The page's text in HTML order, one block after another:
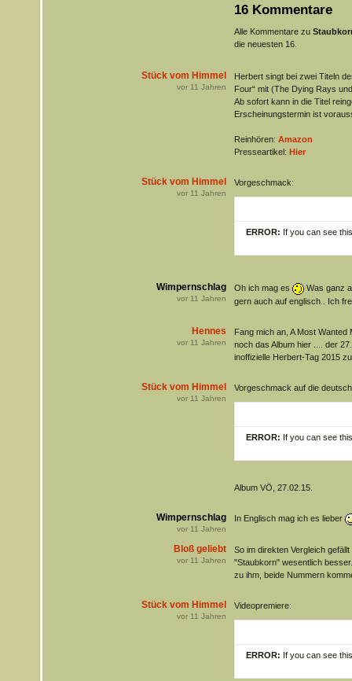
16 Kommentare
Alle Kommentare zu
die neuesten 16.
Stück vom Himmel
vor 11 Jahren
Herbert singt bei zwei Titeln
Four“ mit (The Dying Rays
Ab sofort kann in die Titel
Erscheinungstermin ist
Reinhören: Amazon
Presseartikel: Hier
Stück vom Himmel
vor 11 Jahren
Vorgeschmack:
ERROR: If you can see
Wimpernschlag
vor 11 Jahren
Oh ich mag es
Was ganz
gern auch auf englisch.. Ich
Hennes
vor 11 Jahren
Fang mich an, A Most
noch das Album hier .... der
inoffizielle Herbert-Tag 2015
Stück vom Himmel
vor 11 Jahren
Vorgeschmack auf die
ERROR: If you can see
Album VÖ, 27.02.15.
Wimpernschlag
vor 11 Jahren
In Englisch mag ich es lieber
Bloß geliebt
vor 11 Jahren
So im direkten Vergleich
"Staubkorn" wesentlich
zu ihm, beide Nummern
Stück vom Himmel
vor 11 Jahren
Videopremiere:
ERROR: If you can see